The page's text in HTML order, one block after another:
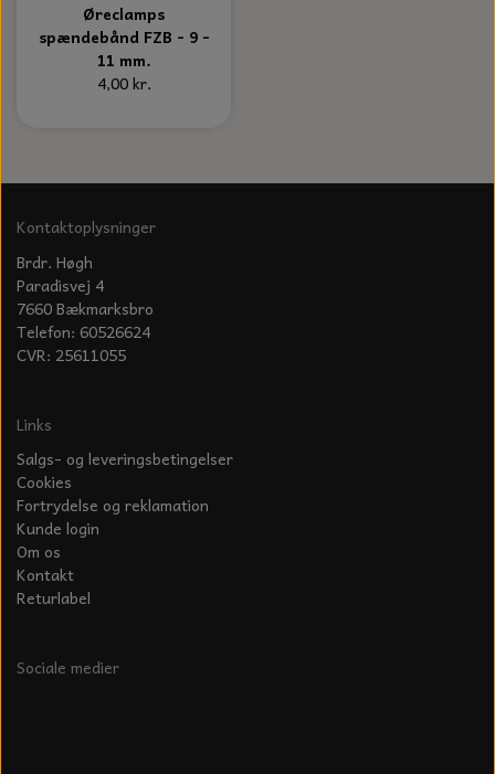
Øreclamps
spændebånd FZB - 9 -
11 mm.
4,00 kr.
Kontaktoplysninger
Brdr. Høgh
Paradisvej 4
7660 Bækmarksbro
Telefon: 60526624
CVR: 25611055
Links
Salgs- og leveringsbetingelser
Cookies
Fortrydelse og reklamation
Kunde login
Om os
Kontakt
Returlabel
Sociale medier